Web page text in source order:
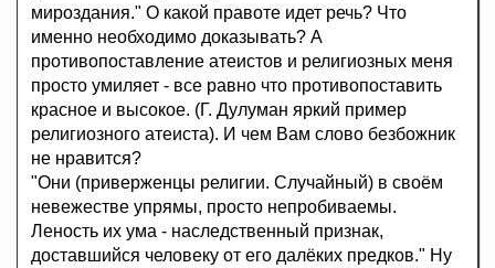
мироздания." О какой правоте идет речь? Что
именно необходимо доказывать? А
противопоставление атеистов и религиозных меня
просто умиляет - все равно что противопоставить
красное и высокое. (Г. Дулуман яркий пример
религиозного атеиста). И чем Вам слово безбожник
не нравится?
"Они (приверженцы религии. Случайный) в своём
невежестве упрямы, просто непробиваемы.
Леность их ума - наследственный признак,
доставшийся человеку от его далёких предков." Ну